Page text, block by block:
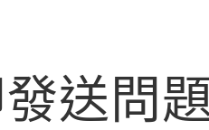
送問